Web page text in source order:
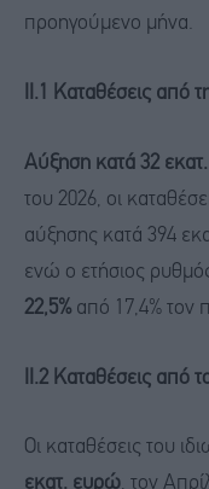
προηγούμενο μήνα.
ΙΙ.1 Καταθέσεις από
Αύξηση κατά 32
του 2026, οι
αύξησης κατά 394
ενώ ο ετήσιος
22,5% από 17,4% τον
ΙΙ.2 Καταθέσεις από
Οι καταθέσεις του
εκατ. ευρώ, τον